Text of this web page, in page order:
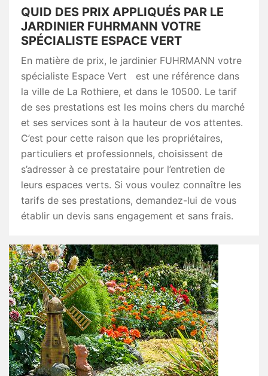
QUID DES PRIX APPLIQUÉS PAR LE
JARDINIER FUHRMANN VOTRE
SPÉCIALISTE ESPACE VERT
En matière de prix, le jardinier FUHRMANN votre
spécialiste Espace Vert est une référence dans
la ville de La Rothiere, et dans le 10500. Le tarif
de ses prestations est les moins chers du marché
et ses services sont à la hauteur de vos attentes.
C’est pour cette raison que les propriétaires,
particuliers et professionnels, choisissent de
s’adresser à ce prestataire pour l’entretien de
leurs espaces verts. Si vous voulez connaître les
tarifs de ses prestations, demandez-lui de vous
établir un devis sans engagement et sans frais.